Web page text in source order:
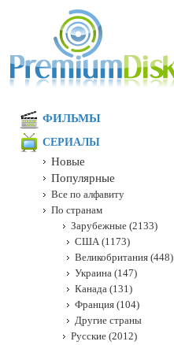
ФИЛЬМЫ
СЕРИАЛЫ
Новые
Популярные
Все по алфавиту
По странам
Зарубежные (2133)
США (1173)
Великобритания (448)
Украина (147)
Канада (131)
Франция (104)
Другие страны
Русские (2012)